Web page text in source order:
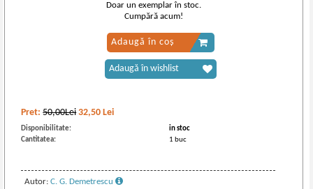
Pret:50,00Lei 32,50 Lei
Disponibilitate:
in stoc
Cantitatea:
1 buc
Autor:C. G. Demetrescu
Doar un exemplar în stoc.
Cumpără acum!
Adaugă în coș
Adaugă în wishlist